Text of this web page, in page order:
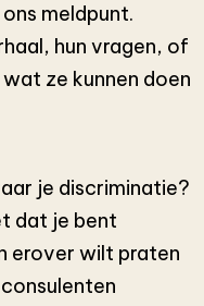
meldpunt.
hun vragen, of
ze kunnen doen
je discriminatie?
dat je bent
erover wilt praten